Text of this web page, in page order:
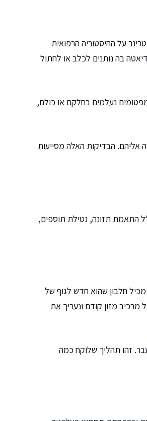
על ההיסטוריה הרפואית
בה נותנים לכלב או לחתול
נעלמים בחלקם או כולם,
אליהם. הבדיקות האלה מסייעות
התאמת תזונה, נטילת תוספים,
מכיל חלבון שהוא חדש לגוף של
מרכיב מזון קודם ונעריך את
זהו תהליך שלוקח כמה